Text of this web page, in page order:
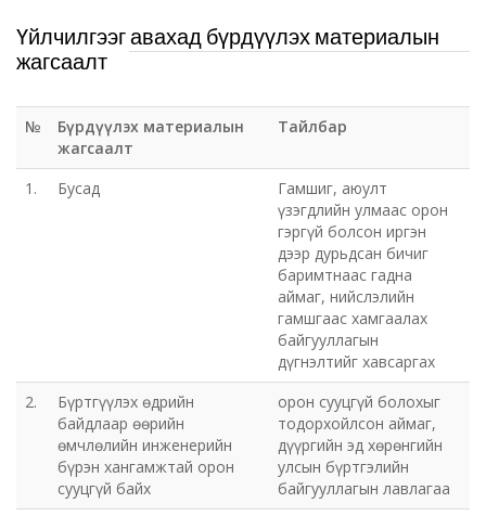
Үйлчилгээг авахад бүрдүүлэх материалын
жагсаалт
№
Бүрдүүлэх материалын
жагсаалт
Тайлбар
1. Бусад
Гамшиг, аюулт
үзэгдлийн улмаас орон
гэргүй болсон иргэн
дээр дурьдсан бичиг
баримтнаас гадна
аймаг, нийслэлийн
гамшгаас хамгаалах
байгууллагын
дүгнэлтийг хавсаргах
2.
Бүртгүүлэх өдрийн
байдлаар өөрийн
өмчлөлийн инженерийн
бүрэн хангамжтай орон
сууцгүй байх
орон сууцгүй болохыг
тодорхойлсон аймаг,
дүүргийн эд хөрөнгийн
улсын бүртгэлийн
байгууллагын лавлагаа